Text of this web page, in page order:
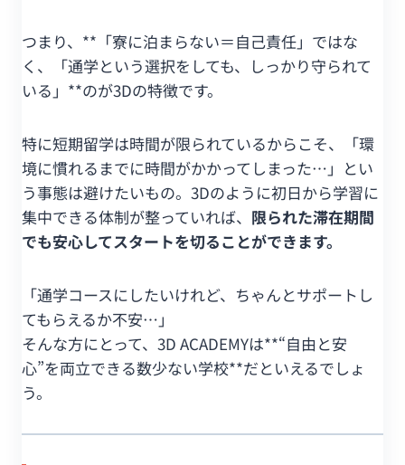
つまり、**「寮に泊まらない＝自己責任」ではな
く、「通学という選択をしても、しっかり守られて
いる」**のが3Dの特徴です。
特に短期留学は時間が限られているからこそ、「環
境に慣れるまでに時間がかかってしまった…」とい
う事態は避けたいもの。3Dのように初日から学習に
集中できる体制が整っていれば、 限られた滞在期間
でも安心してスタートを切ることができます。
「通学コースにしたいけれど、ちゃんとサポートし
てもらえるか不安…」
そんな方にとって、3D ACADEMYは**“自由と安
心”を両立できる数少ない学校**だといえるでしょ
う。